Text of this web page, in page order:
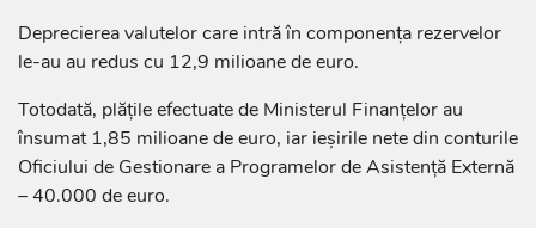
Deprecierea valutelor care intră în componența rezervelor
le-au au redus cu 12,9 milioane de euro.
Totodată, plățile efectuate de Ministerul Finanțelor au
însumat 1,85 milioane de euro, iar ieșirile nete din conturile
Oficiului de Gestionare a Programelor de Asistență Externă
– 40.000 de euro.